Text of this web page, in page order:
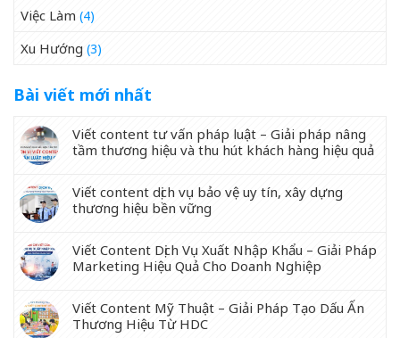
Việc Làm (4)
Xu Hướng (3)
Bài viết mới nhất
Viết content tư vấn pháp luật – Giải pháp nâng
tầm thương hiệu và thu hút khách hàng hiệu quả
Viết content dịch vụ bảo vệ uy tín, xây dựng
thương hiệu bền vững
Viết Content Dịch Vụ Xuất Nhập Khẩu – Giải Pháp
Marketing Hiệu Quả Cho Doanh Nghiệp
Viết Content Mỹ Thuật – Giải Pháp Tạo Dấu Ấn
Thương Hiệu Từ HDC